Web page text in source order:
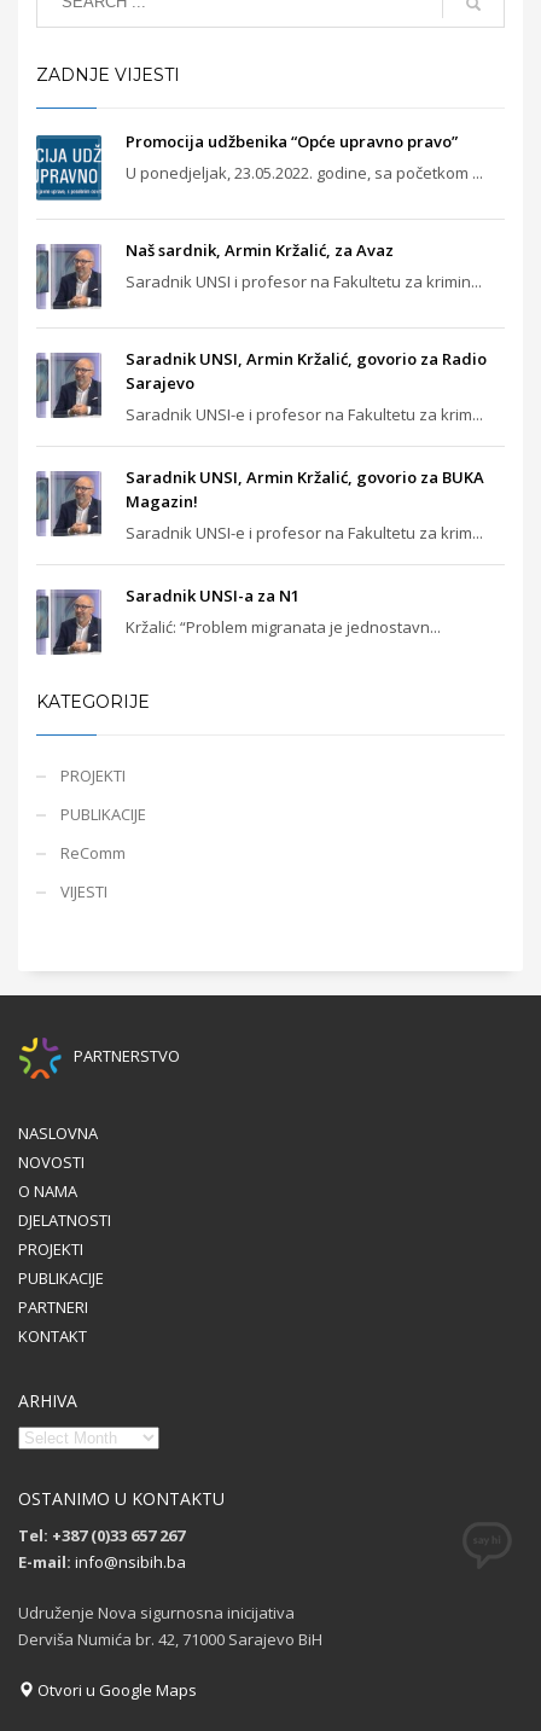
ZADNJE VIJESTI
Promocija udžbenika “Opće upravno pravo”
U ponedjeljak, 23.05.2022. godine, sa početkom ...
Naš sardnik, Armin Kržalić, za Avaz
Saradnik UNSI i profesor na Fakultetu za krimin...
Saradnik UNSI, Armin Kržalić, govorio za Radio
Sarajevo
Saradnik UNSI-e i profesor na Fakultetu za krim...
Saradnik UNSI, Armin Kržalić, govorio za BUKA
Magazin!
Saradnik UNSI-e i profesor na Fakultetu za krim...
Saradnik UNSI-a za N1
Kržalić: “Problem migranata je jednostavn...
KATEGORIJE
PROJEKTI
PUBLIKACIJE
ReComm
VIJESTI
PARTNERSTVO
NASLOVNA
NOVOSTI
O NAMA
DJELATNOSTI
PROJEKTI
PUBLIKACIJE
PARTNERI
KONTAKT
ARHIVA
OSTANIMO U KONTAKTU
Tel: +387 (0)33 657 267
E-mail: info@nsibih.ba
Udruženje Nova sigurnosna inicijativa
Derviša Numića br. 42, 71000 Sarajevo BiH
Otvori u Google Maps